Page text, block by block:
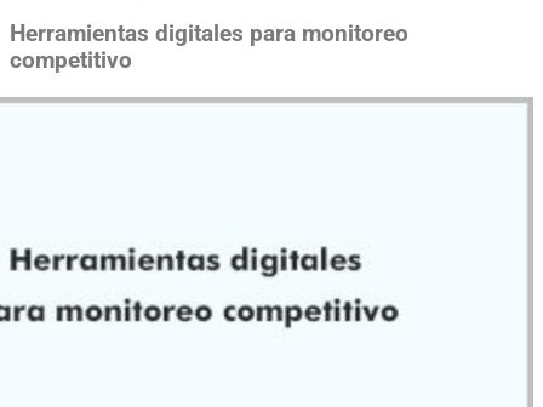
Herramientas digitales para monitoreo
competitivo